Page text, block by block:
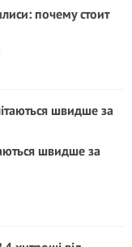
почему стоит
швидше за